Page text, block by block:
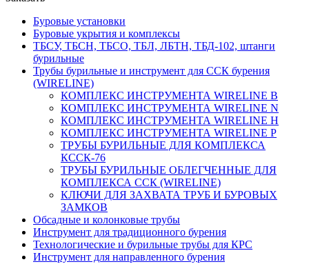
Буровые установки
Буровые укрытия и комплексы
ТБСУ, ТБСН, ТБСО, ТБЛ, ЛБТН, ТБД-102, штанги
бурильные
Трубы бурильные и инструмент для ССК бурения
(WIRELINE)
КОМПЛЕКС ИНСТРУМЕНТА WIRELINE B
КОМПЛЕКС ИНСТРУМЕНТА WIRELINE N
КОМПЛЕКС ИНСТРУМЕНТА WIRELINE H
КОМПЛЕКС ИНСТРУМЕНТА WIRELINE P
ТРУБЫ БУРИЛЬНЫЕ ДЛЯ КОМПЛЕКСА
КССК-76
ТРУБЫ БУРИЛЬНЫЕ ОБЛЕГЧЕННЫЕ ДЛЯ
КОМПЛЕКСА ССК (WIRELINE)
КЛЮЧИ ДЛЯ ЗАХВАТА ТРУБ И БУРОВЫХ
ЗАМКОВ
Обсадные и колонковые трубы
Инструмент для традиционного бурения
Технологические и бурильные трубы для КРС
Инструмент для направленного бурения